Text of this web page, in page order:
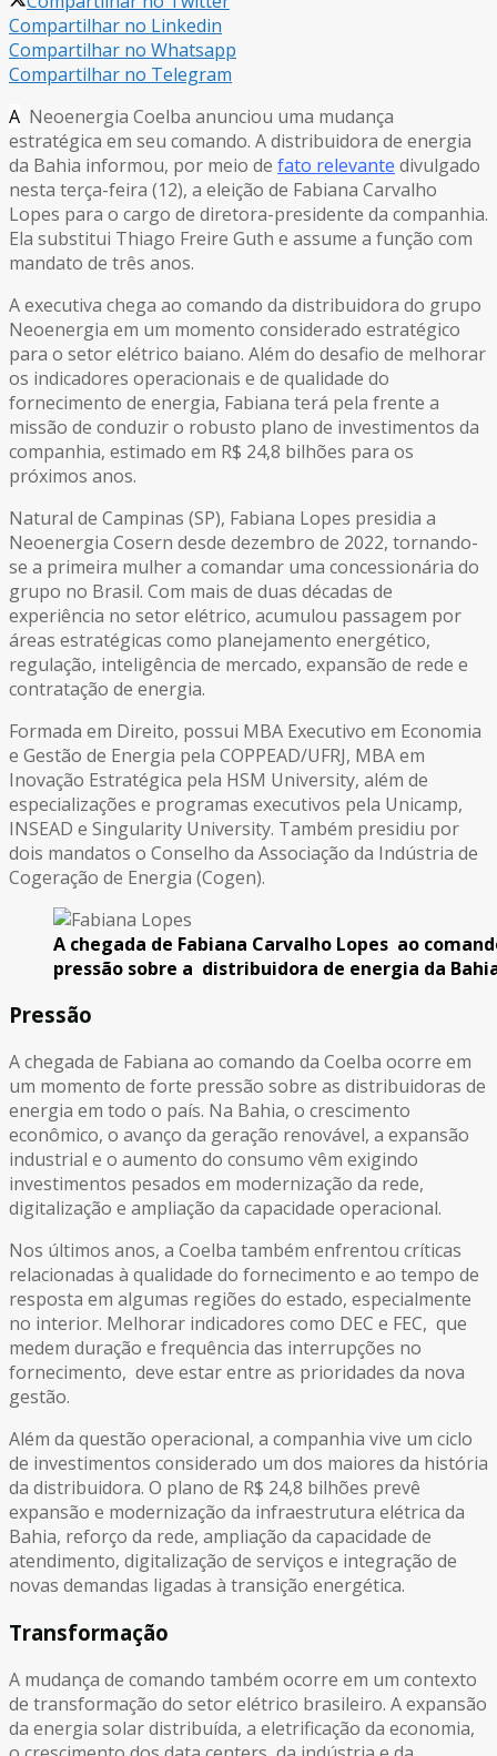
Compartilhar no Linkedin
Compartilhar no Whatsapp
Compartilhar no Telegram
A Neoenergia Coelba anunciou uma mudança
estratégica em seu comando. A distribuidora de energia
da Bahia informou, por meio de fato relevante divulgado
nesta terça-feira (12), a eleição de Fabiana Carvalho
Lopes para o cargo de diretora-presidente da companhia.
Ela substitui Thiago Freire Guth e assume a função com
mandato de três anos.
A executiva chega ao comando da distribuidora do grupo
Neoenergia em um momento considerado estratégico
para o setor elétrico baiano. Além do desafio de melhorar
os indicadores operacionais e de qualidade do
fornecimento de energia, Fabiana terá pela frente a
missão de conduzir o robusto plano de investimentos da
companhia, estimado em R$ 24,8 bilhões para os
próximos anos.
Natural de Campinas (SP), Fabiana Lopes presidia a
Neoenergia Cosern desde dezembro de 2022, tornando-
se a primeira mulher a comandar uma concessionária do
grupo no Brasil. Com mais de duas décadas de
experiência no setor elétrico, acumulou passagem por
áreas estratégicas como planejamento energético,
regulação, inteligência de mercado, expansão de rede e
contratação de energia.
Formada em Direito, possui MBA Executivo em Economia
e Gestão de Energia pela COPPEAD/UFRJ, MBA em
Inovação Estratégica pela HSM University, além de
especializações e programas executivos pela Unicamp,
INSEAD e Singularity University. Também presidiu por
dois mandatos o Conselho da Associação da Indústria de
Cogeração de Energia (Cogen).
A chegada de Fabiana Carvalho Lopes ao
pressão sobre a distribuidora de energia da
Pressão
A chegada de Fabiana ao comando da Coelba ocorre em
um momento de forte pressão sobre as distribuidoras de
energia em todo o país. Na Bahia, o crescimento
econômico, o avanço da geração renovável, a expansão
industrial e o aumento do consumo vêm exigindo
investimentos pesados em modernização da rede,
digitalização e ampliação da capacidade operacional.
Nos últimos anos, a Coelba também enfrentou críticas
relacionadas à qualidade do fornecimento e ao tempo de
resposta em algumas regiões do estado, especialmente
no interior. Melhorar indicadores como DEC e FEC, que
medem duração e frequência das interrupções no
fornecimento, deve estar entre as prioridades da nova
gestão.
Além da questão operacional, a companhia vive um ciclo
de investimentos considerado um dos maiores da história
da distribuidora. O plano de R$ 24,8 bilhões prevê
expansão e modernização da infraestrutura elétrica da
Bahia, reforço da rede, ampliação da capacidade de
atendimento, digitalização de serviços e integração de
novas demandas ligadas à transição energética.
Transformação
A mudança de comando também ocorre em um contexto
de transformação do setor elétrico brasileiro. A expansão
da energia solar distribuída, a eletrificação da economia,